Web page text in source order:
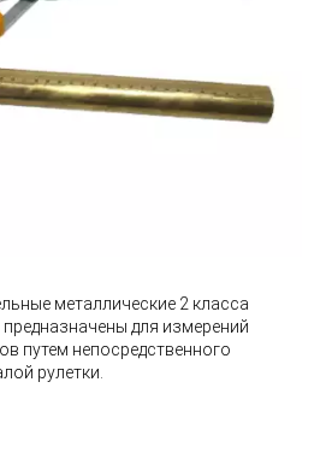
металлические 2 класса
для измерений
путем непосредственного
рулетки.